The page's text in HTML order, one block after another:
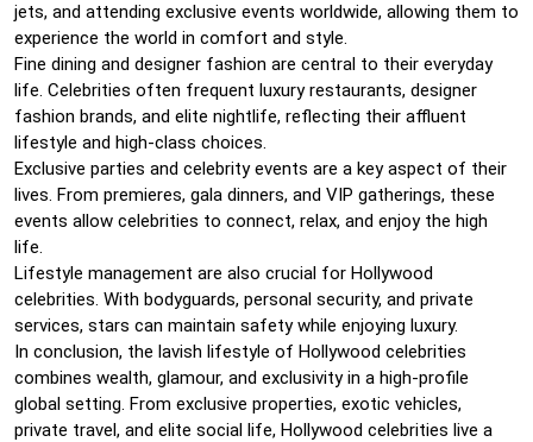
jets, and attending exclusive events worldwide, allowing them to
experience the world in comfort and style.
Fine dining and designer fashion are central to their everyday
life. Celebrities often frequent luxury restaurants, designer
fashion brands, and elite nightlife, reflecting their affluent
lifestyle and high-class choices.
Exclusive parties and celebrity events are a key aspect of their
lives. From premieres, gala dinners, and VIP gatherings, these
events allow celebrities to connect, relax, and enjoy the high
life.
Lifestyle management are also crucial for Hollywood
celebrities. With bodyguards, personal security, and private
services, stars can maintain safety while enjoying luxury.
In conclusion, the lavish lifestyle of Hollywood celebrities
combines wealth, glamour, and exclusivity in a high-profile
global setting. From exclusive properties, exotic vehicles,
private travel, and elite social life, Hollywood celebrities live a